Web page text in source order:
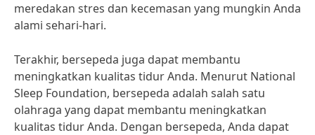
meredakan stres dan kecemasan yang mungkin Anda
alami sehari-hari.
Terakhir, bersepeda juga dapat membantu
meningkatkan kualitas tidur Anda. Menurut National
Sleep Foundation, bersepeda adalah salah satu
olahraga yang dapat membantu meningkatkan
kualitas tidur Anda. Dengan bersepeda, Anda dapat